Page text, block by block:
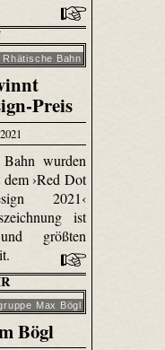
Rhätische Bahn
Preis
wurden
›Red Dot
2021‹
ist
größten
Max Bögl
Bögl